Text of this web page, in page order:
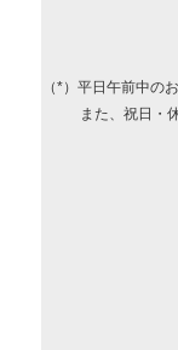
（*）平日午前中の
また、祝日・